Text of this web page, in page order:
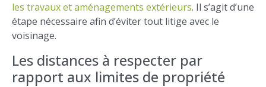
les travaux et aménagements extérieurs. Il s’agit d’une
étape nécessaire afin d’éviter tout litige avec le
voisinage.
Les distances à respecter par
rapport aux limites de propriété